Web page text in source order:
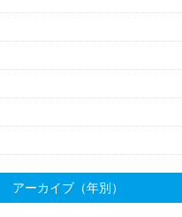
アーカイブ（年別）